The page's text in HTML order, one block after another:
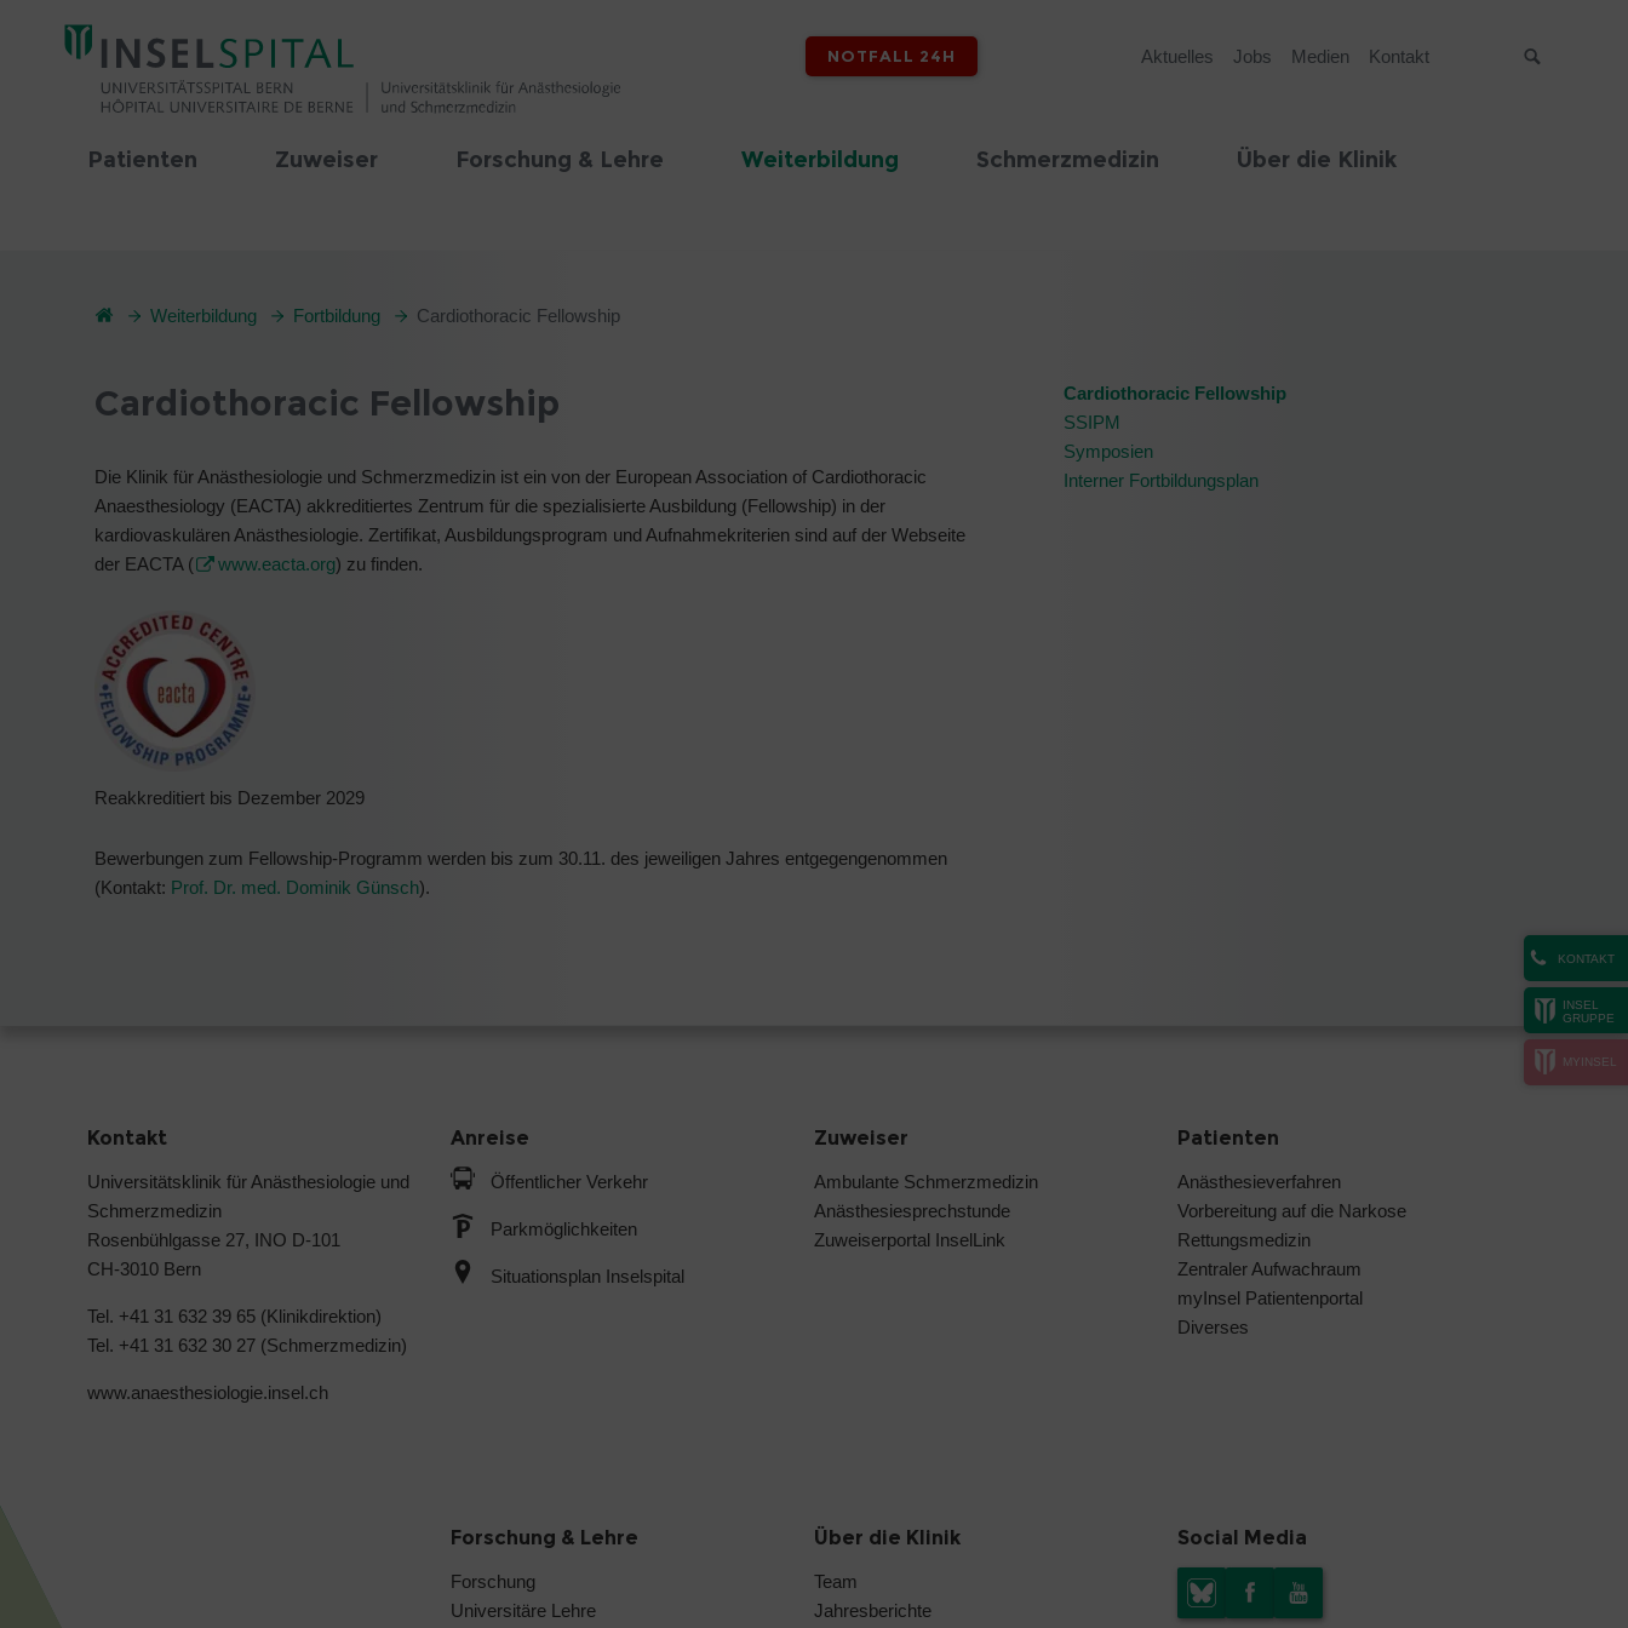
NOTFALL 24H Aktuelles Jobs Medien Kontakt
Patienten Zuweiser Forschung & Lehre Weiterbildung Schmerzmedizin Über die Klinik
KONTAKT
INSEL
GRUPPE
MYINSEL
Weiterbildung Fortbildung Cardiothoracic Fellowship
Cardiothoracic Fellowship
Die Klinik für Anästhesiologie und Schmerzmedizin ist ein von der European Association of Cardiothoracic
Anaesthesiology (EACTA) akkreditiertes Zentrum für die spezialisierte Ausbildung (Fellowship) in der
kardiovaskulären Anästhesiologie. Zertifikat, Ausbildungsprogram und Aufnahmekriterien sind auf der Webseite
der EACTA (
www.eacta.org) zu finden.
Reakkreditiert bis Dezember 2029
Bewerbungen zum Fellowship-Programm werden bis zum 30.11. des jeweiligen Jahres entgegengenommen
(Kontakt: Prof. Dr. med. Dominik Günsch).
Cardiothoracic Fellowship
SSIPM
Symposien
Interner Fortbildungsplan
Kontakt
Universitätsklinik für Anästhesiologie und
Schmerzmedizin
Rosenbühlgasse 27, INO D-101
CH-3010 Bern
Tel. +41 31 632 39 65 (Klinikdirektion)
Tel. +41 31 632 30 27 (Schmerzmedizin)
www.anaesthesiologie.insel.ch
Anreise
Öffentlicher Verkehr
Parkmöglichkeiten
Situationsplan Inselspital
Zuweiser
Ambulante Schmerzmedizin
Anästhesiesprechstunde
Zuweiserportal InselLink
Patienten
Anästhesieverfahren
Vorbereitung auf die Narkose
Rettungsmedizin
Zentraler Aufwachraum
myInsel Patientenportal
Diverses
Forschung & Lehre
Forschung
Universitäre Lehre
Über die Klinik
Team
Jahresberichte
Social Media